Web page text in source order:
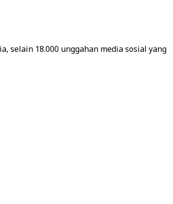
selain 18.000 unggahan media sosial yang